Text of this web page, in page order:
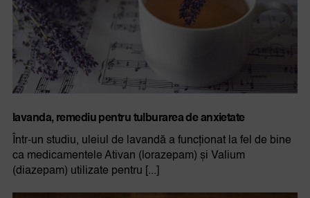
lavanda, remediu pentru tulburarea de anxietate
Într-un studiu, uleiul de lavandă a funcționat la fel de bine
ca medicamentele Ativan (lorazepam) și Valium
(diazepam) utilizate pentru [...]